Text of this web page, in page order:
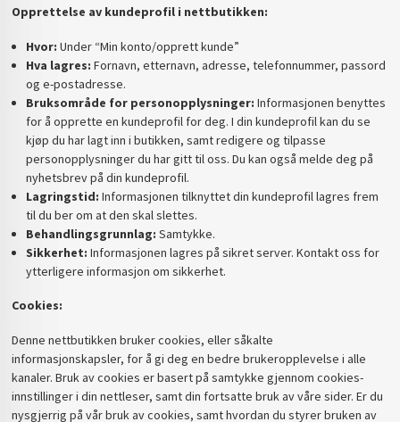
Opprettelse av kundeprofil i nettbutikken:
Hvor: Under “Min konto/opprett kunde”
Hva lagres: Fornavn, etternavn, adresse, telefonnummer, passord
og e-postadresse.
Bruksområde for personopplysninger: Informasjonen benyttes
for å opprette en kundeprofil for deg. I din kundeprofil kan du se
kjøp du har lagt inn i butikken, samt redigere og tilpasse
personopplysninger du har gitt til oss. Du kan også melde deg på
nyhetsbrev på din kundeprofil.
Lagringstid: Informasjonen tilknyttet din kundeprofil lagres frem
til du ber om at den skal slettes.
Behandlingsgrunnlag: Samtykke.
Sikkerhet: Informasjonen lagres på sikret server. Kontakt oss for
ytterligere informasjon om sikkerhet.
Cookies:
Denne nettbutikken bruker cookies, eller såkalte
informasjonskapsler, for å gi deg en bedre brukeropplevelse i alle
kanaler. Bruk av cookies er basert på samtykke gjennom cookies-
innstillinger i din nettleser, samt din fortsatte bruk av våre sider. Er du
nysgjerrig på vår bruk av cookies, samt hvordan du styrer bruken av